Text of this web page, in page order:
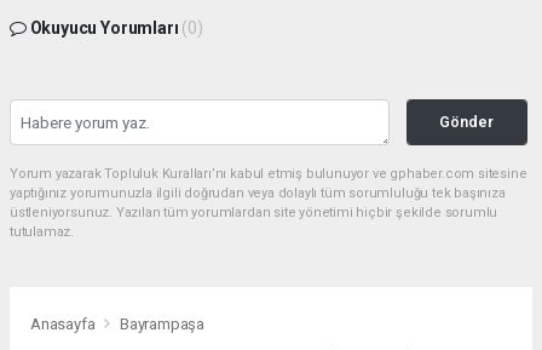
Okuyucu Yorumları (0)
Gönder
Yorum yazarak Topluluk Kuralları’nı kabul etmiş bulunuyor ve gphaber.com sitesine
yaptığınız yorumunuzla ilgili doğrudan veya dolaylı tüm sorumluluğu tek başınıza
üstleniyorsunuz. Yazılan tüm yorumlardan site yönetimi hiçbir şekilde sorumlu
tutulamaz.
Anasayfa Bayrampaşa